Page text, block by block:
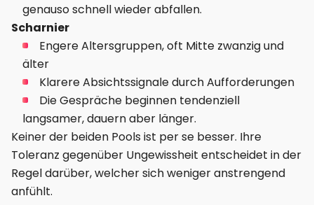
genauso schnell wieder abfallen.
Scharnier
Engere Altersgruppen, oft Mitte zwanzig und
älter
Klarere Absichtssignale durch Aufforderungen
Die Gespräche beginnen tendenziell
langsamer, dauern aber länger.
Keiner der beiden Pools ist per se besser. Ihre
Toleranz gegenüber Ungewissheit entscheidet in der
Regel darüber, welcher sich weniger anstrengend
anfühlt.